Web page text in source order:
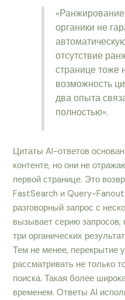
органики не
отсутствие
странице тоже
возможность
два опыта
полностью».
Цитаты AI-ответов
контенте, но они не
первой странице. Это
FastSearch и Query-
разговорный запрос с
вызывает серию
три органических
Тем не менее, перекрытие
рассматривать не только
поиска. Такая более
временем. Ответы AI